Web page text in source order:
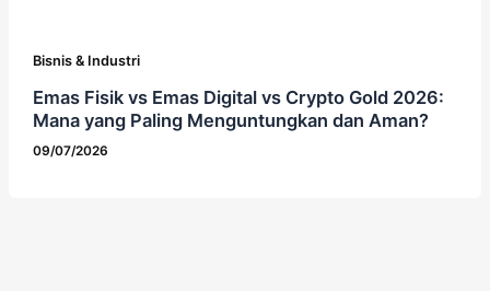
Bisnis & Industri
Emas Fisik vs Emas Digital vs Crypto Gold 2026:
Mana yang Paling Menguntungkan dan Aman?
09/07/2026